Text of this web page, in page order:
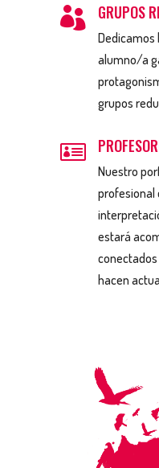
 GRUPOS
Dedicamos
alumno/a
grupos

Nuestro
profesional
estará
hacen